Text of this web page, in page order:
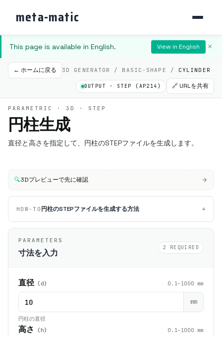
meta-matic
This page is available in English. View in English ×
← ホームに戻る 3D GENERATOR / BASIC-SHAPE / CYLINDER
OUTPUT · STEP (AP214) 🔗 URLを共有
PARAMETRIC · 3D · STEP
円柱生成
直径と高さを指定して、円柱のSTEPファイルを生成します。
🔍3Dプレビューで先に確認
HOW-TO 円柱のSTEPファイルを生成する方法 +
PARAMETERS
寸法を入力
2 REQUIRED
直径 (d) 0.1–1000 mm
mm
円柱の直径
高さ (h) 0.1–1000 mm